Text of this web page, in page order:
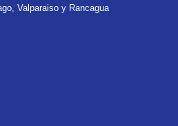
Valparaiso y Rancagua